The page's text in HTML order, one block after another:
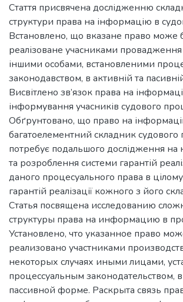
Стаття присвячена дослідженню
структури права на інформацію в
Встановлено, що вказане право може
реалізоване учасниками провадження
іншими особами, встановленими
законодавством, в активній та
Висвітлено зв’язок права на
інформування учасників судового
Обґрунтовано, що право на
багатоелементний складник судового
потребує подальшого дослідження на
та розроблення системи гарантій
даного процесуального права в
гарантій реалізації кожного з його
Статья посвящена исследованию
структуры права на информацию в
Установлено, что указанное право
реализовано участниками
некоторых случаях иными лицами,
процессуальным законодательством,
пассивной форме. Раскрыта связь